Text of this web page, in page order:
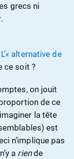
grecs ni
L’« alternative de
ce soit ?
on jouit
de ce
la tête
est
n’implique pas
a riende